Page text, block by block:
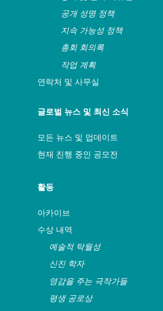
공개 성명 정책
지속 가능성 정책
총회 회의록
작업 계획
연락처 및 사무실
글로벌 뉴스 및 최신 소식
모든 뉴스 및 업데이트
현재 진행 중인 공모전
활동
아카이브
수상 내역
예술적 탁월성
신진 학자
영감을 주는 극작가들
평생 공로상